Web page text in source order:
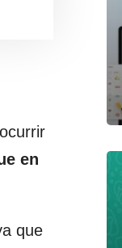
en
que